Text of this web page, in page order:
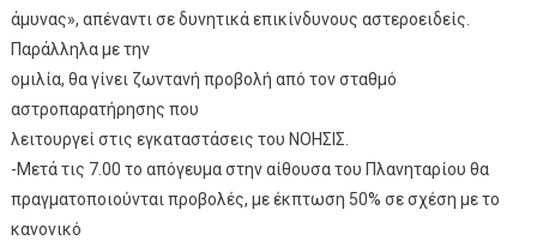
άμυνας», απέναντι σε δυνητικά επικίνδυνους αστεροειδείς.
Παράλληλα με την
ομιλία, θα γίνει ζωντανή προβολή από τον σταθμό
αστροπαρατήρησης που
λειτουργεί στις εγκαταστάσεις του ΝΟΗΣΙΣ.
-Μετά τις 7.00 το απόγευμα στην αίθουσα του Πλανηταρίου θα
πραγματοποιούνται προβολές, με έκπτωση 50% σε σχέση με το
κανονικό